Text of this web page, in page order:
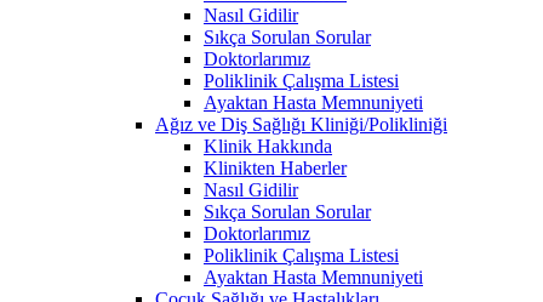
Nasıl Gidilir
Sıkça Sorulan Sorular
Doktorlarımız
Poliklinik Çalışma Listesi
Ayaktan Hasta Memnuniyeti
Ağız ve Diş Sağlığı Kliniği/Polikliniği
Klinik Hakkında
Klinikten Haberler
Nasıl Gidilir
Sıkça Sorulan Sorular
Doktorlarımız
Poliklinik Çalışma Listesi
Ayaktan Hasta Memnuniyeti